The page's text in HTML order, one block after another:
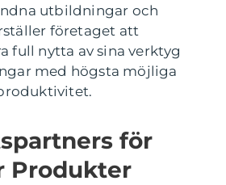
utbildningar och
företaget att
full nytta av sina verktyg
med högsta möjliga
för
Produkter